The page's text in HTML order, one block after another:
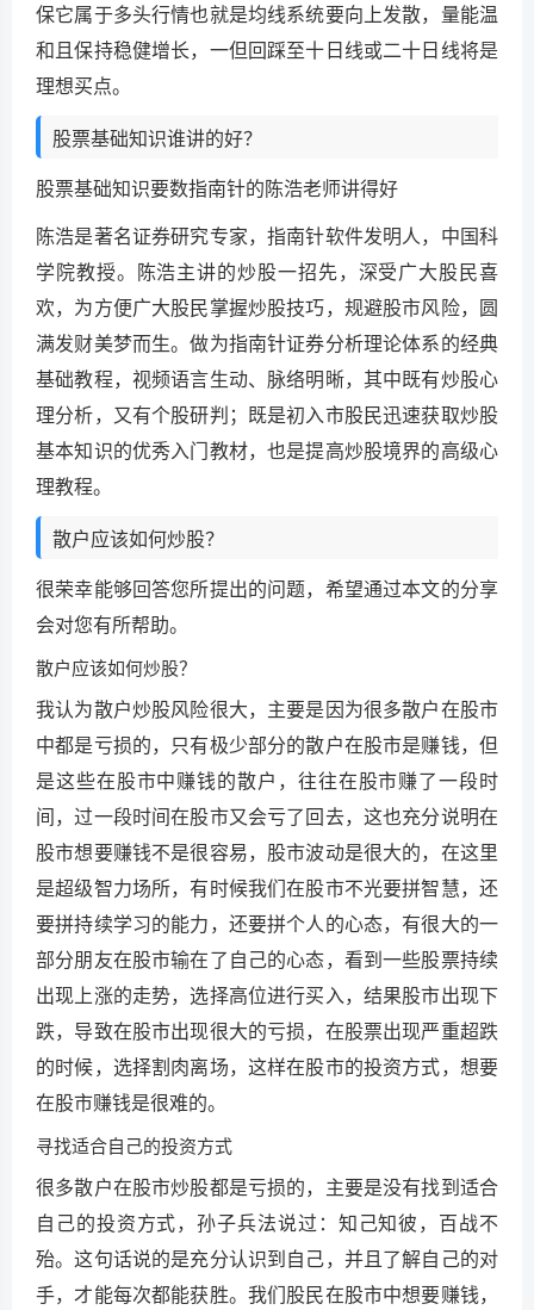
保它属于多头行情也就是均线系统要向上发散，量能温
和且保持稳健增长，一但回踩至十日线或二十日线将是
理想买点。
股票基础知识谁讲的好？
股票基础知识要数指南针的陈浩老师讲得好
陈浩是著名证券研究专家，指南针软件发明人，中国科
学院教授。陈浩主讲的炒股一招先，深受广大股民喜
欢，为方便广大股民掌握炒股技巧，规避股市风险，圆
满发财美梦而生。做为指南针证券分析理论体系的经典
基础教程，视频语言生动、脉络明晰，其中既有炒股心
理分析，又有个股研判；既是初入市股民迅速获取炒股
基本知识的优秀入门教材，也是提高炒股境界的高级心
理教程。
散户应该如何炒股？
很荣幸能够回答您所提出的问题，希望通过本文的分享
会对您有所帮助。
散户应该如何炒股？
我认为散户炒股风险很大，主要是因为很多散户在股市
中都是亏损的，只有极少部分的散户在股市是赚钱，但
是这些在股市中赚钱的散户，往往在股市赚了一段时
间，过一段时间在股市又会亏了回去，这也充分说明在
股市想要赚钱不是很容易，股市波动是很大的，在这里
是超级智力场所，有时候我们在股市不光要拼智慧，还
要拼持续学习的能力，还要拼个人的心态，有很大的一
部分朋友在股市输在了自己的心态，看到一些股票持续
出现上涨的走势，选择高位进行买入，结果股市出现下
跌，导致在股市出现很大的亏损，在股票出现严重超跌
的时候，选择割肉离场，这样在股市的投资方式，想要
在股市赚钱是很难的。
寻找适合自己的投资方式
很多散户在股市炒股都是亏损的，主要是没有找到适合
自己的投资方式，孙子兵法说过：知己知彼，百战不
殆。这句话说的是充分认识到自己，并且了解自己的对
手，才能每次都能获胜。我们股民在股市中想要赚钱，